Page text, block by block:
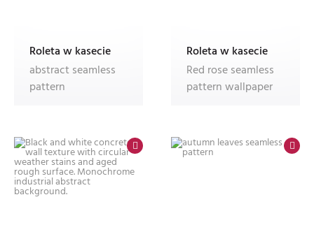
Roleta w kasecie
abstract seamless
pattern
Roleta w kasecie
Red rose seamless
pattern wallpaper